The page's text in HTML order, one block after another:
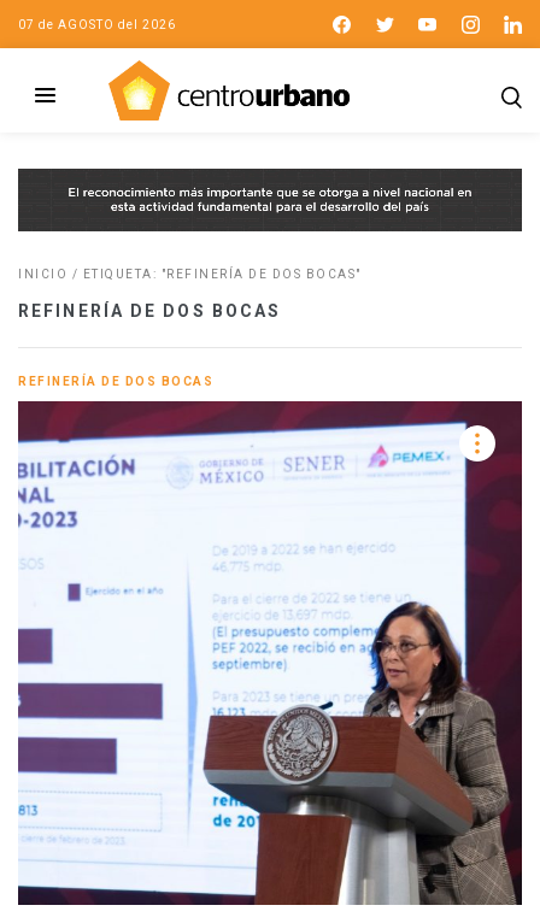
07 de AGOSTO del 2026
INICIO / ETIQUETA: "REFINERÍA DE DOS BOCAS"
REFINERÍA DE DOS BOCAS
REFINERÍA DE DOS BOCAS